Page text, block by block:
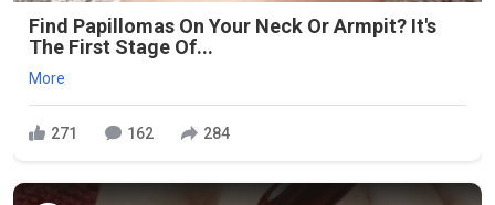
Find Papillomas On Your Neck Or Armpit? It's
The First Stage Of...
More
271 162 284